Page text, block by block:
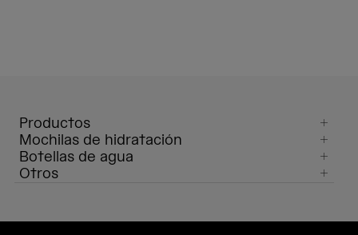
Productos
Mochilas de hidratación
Botellas de agua
Otros